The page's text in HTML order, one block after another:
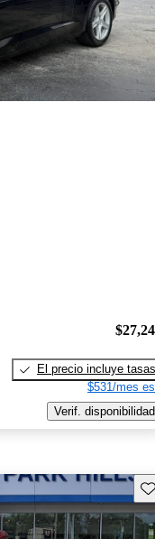
El precio incluye tasas
$531/mes
Verif. disponibilidad